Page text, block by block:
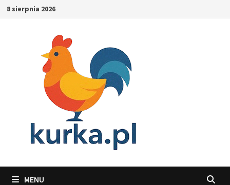
Skip8 sierpnia 2026
MENU